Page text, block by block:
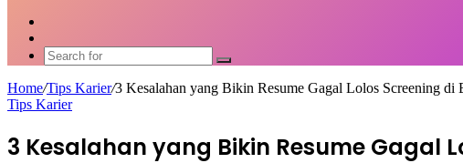
skin
Search
for
Home/Tips Karier/3 Kesalahan yang Bikin Resume Gagal Lolos Screening di
Tips Karier
3 Kesalahan yang Bikin Resume Gagal